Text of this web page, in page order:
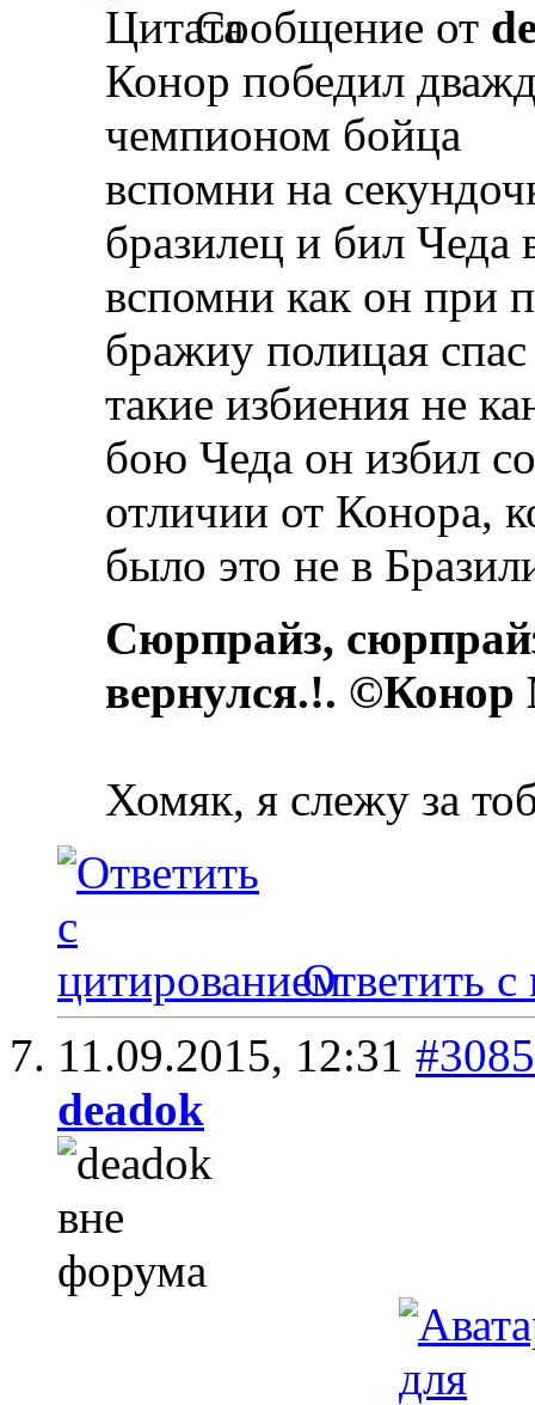
Сообщение от
Конор победил
чемпионом бойца
вспомни на
бразилец и бил Чеда
вспомни как он при
бражиу полицая
такие избиения не
бою Чеда он избил
отличии от Конора,
было это не в
Сюрпрайз,
вернулся.!.
Хомяк, я слежу за
Ответить с
11.09.2015, 12:31 #3085
deadok